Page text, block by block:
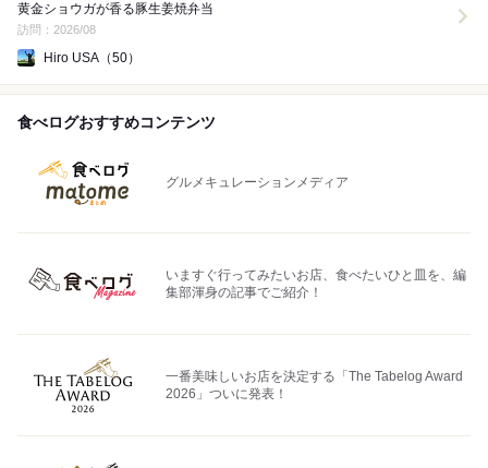
黄金ショウガが香る豚生姜焼弁当
訪問：2026/08
Hiro USA（50）
食べログおすすめコンテンツ
グルメキュレーションメディア
いますぐ行ってみたいお店、食べたいひと皿を、編
集部渾身の記事でご紹介！
一番美味しいお店を決定する「The Tabelog Award
2026」ついに発表！